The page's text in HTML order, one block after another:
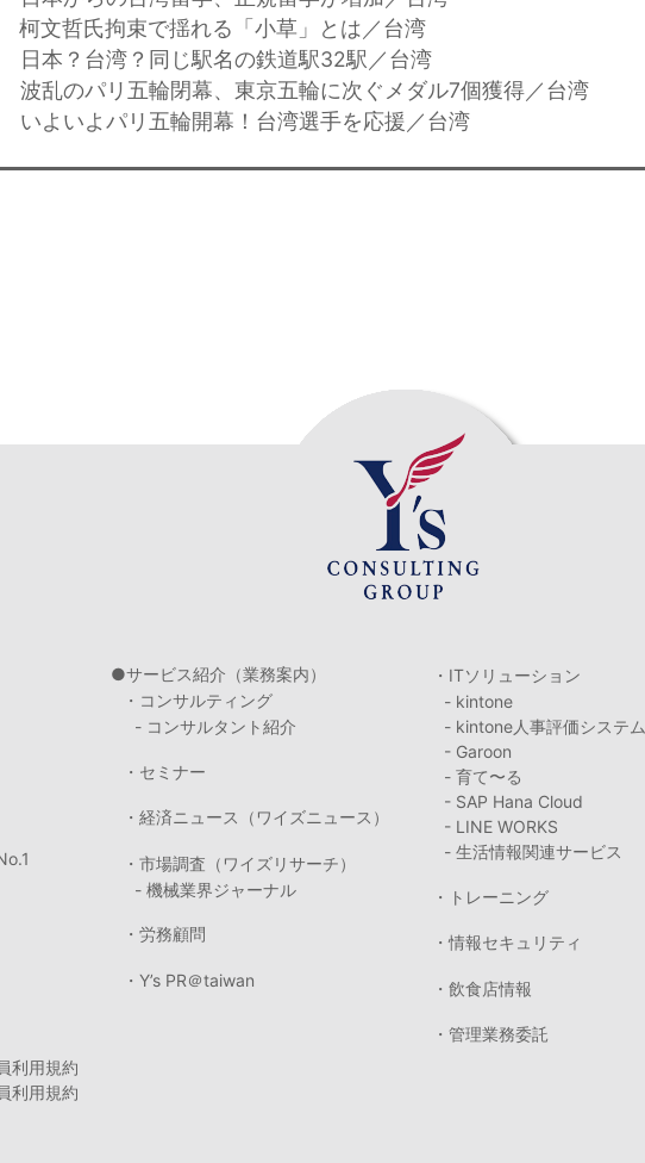
柯文哲氏拘束で揺れる「小草」とは／台湾
日本？台湾？同じ駅名の鉄道駅32駅／台湾
波乱のパリ五輪閉幕、東京五輪に次ぐメダル7個獲得／台湾
いよいよパリ五輪開幕！台湾選手を応援／台湾
利用規約
利用規約
サービス紹介（業務案内）
・コンサルティング
- コンサルタント紹介
・セミナー
・経済ニュース（ワイズニュース）
・市場調査（ワイズリサーチ）
- 機械業界ジャーナル
・労務顧問
・Y’s PR＠taiwan
・ITソリューション
- kintone
- kintone人事評価システム
- Garoon
- 育て〜る
- SAP Hana Cloud
- LINE WORKS
- 生活情報関連サービス
・トレーニング
・情報セキュリティ
・飲食店情報
・管理業務委託